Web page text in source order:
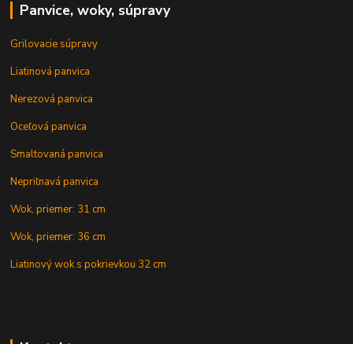
Panvice, woky, súpravy
Grilovacie súpravy
Liatinová panvica
Nerezová panvica
Oceľová panvica
Smaltovaná panvica
Nepriľnavá panvica
Wok, priemer: 31 cm
Wok, priemer: 36 cm
Liatinový wok s pokrievkou 32 cm